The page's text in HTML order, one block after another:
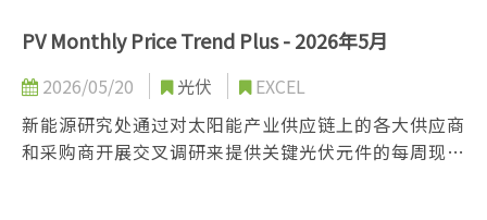
PV Monthly Price Trend Plus - 2026年5月
2026/05/20 光伏
EXCEL
新能源研究处通过对太阳能产业供应链上的各大供应商
和采购商开展交叉调研来提供关键光伏元件的每周现货